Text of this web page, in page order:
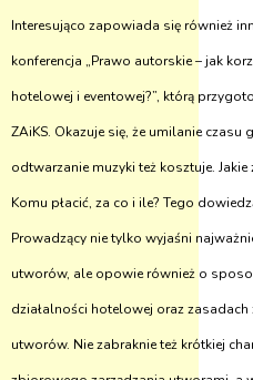
Interesująco zapowiada się również
konferencja „Prawo autorskie – jak
hotelowej i eventowej?”, którą
ZAiKS. Okazuje się, że umilanie
odtwarzanie muzyki też kosztuje.
Komu płacić, za co i ile? Tego
Prowadzący nie tylko wyjaśni
utworów, ale opowie również o
działalności hotelowej oraz
utworów. Nie zabraknie też krótkiej